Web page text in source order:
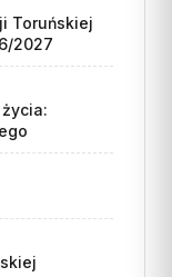
Toruńskiej
2027